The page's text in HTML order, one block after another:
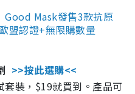
Good Mask發售3款抗原
盟認證+無限購數量
>>按此選購<<
套裝，$19就買到。產品可